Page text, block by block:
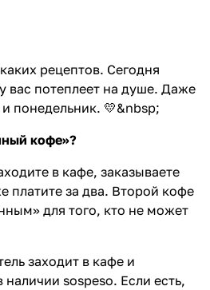
рецептов. Сегодня
вас потеплеет на душе. Даже
понедельник. 💛&nbsp;
кофе»?
в кафе, заказываете
платите за два. Второй кофе
для того, кто не может
заходит в кафе и
наличии sospeso. Если есть,